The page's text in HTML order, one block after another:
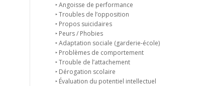
‣ Angoisse de performance
‣ Troubles de l’opposition
‣ Propos suicidaires
‣ Peurs / Phobies
‣ Adaptation sociale (garderie-école)
‣ Problèmes de comportement
‣ Trouble de l’attachement
‣ Dérogation scolaire
‣ Évaluation du potentiel intellectuel